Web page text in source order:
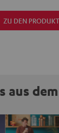
ZU DEN
aus